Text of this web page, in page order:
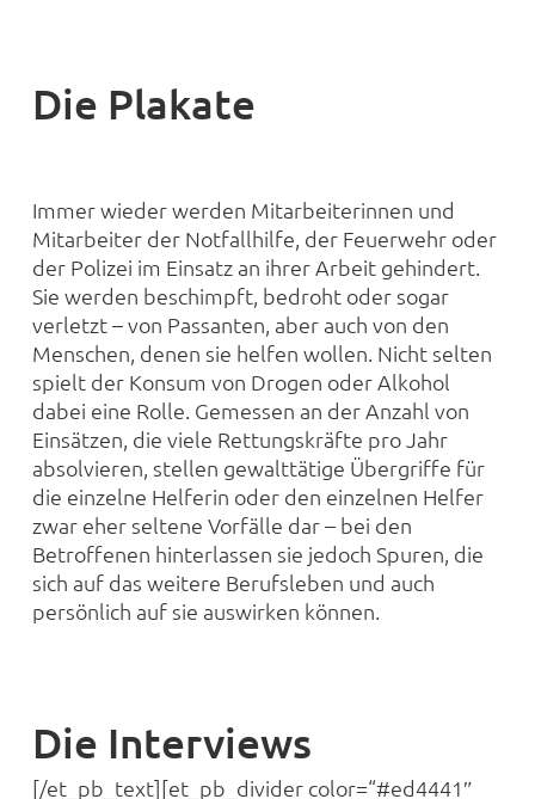
Die Plakate
Immer wieder werden Mitarbeiterinnen und
Mitarbeiter der Notfallhilfe, der Feuerwehr oder
der Polizei im Einsatz an ihrer Arbeit gehindert.
Sie werden beschimpft, bedroht oder sogar
verletzt – von Passanten, aber auch von den
Menschen, denen sie helfen wollen. Nicht selten
spielt der Konsum von Drogen oder Alkohol
dabei eine Rolle. Gemessen an der Anzahl von
Einsätzen, die viele Rettungskräfte pro Jahr
absolvieren, stellen gewalttätige Übergriffe für
die einzelne Helferin oder den einzelnen Helfer
zwar eher seltene Vorfälle dar – bei den
Betroffenen hinterlassen sie jedoch Spuren, die
sich auf das weitere Berufsleben und auch
persönlich auf sie auswirken können.
Die Interviews
[/et_pb_text][et_pb_divider color=“#ed4441″